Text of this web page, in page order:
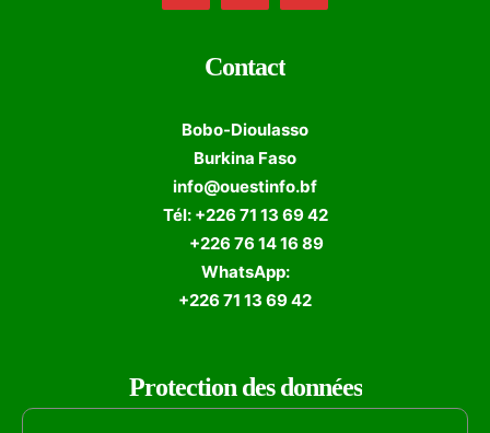
Contact
Bobo-Dioulasso
Burkina Faso
info@ouestinfo.bf
Tél: +226 71 13 69 42
+226 76 14 16 89
WhatsApp:
+226 71 13 69 42
Protection des données